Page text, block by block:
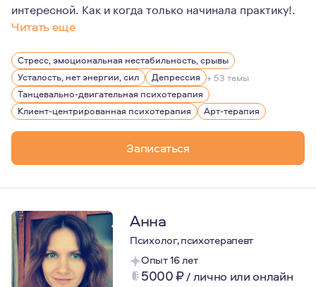
интересной. Как и когда только начинала практику!.
Читать еще
Для меня большой ценностью являются свобода
Стресс, эмоциональная нестабильность, срывы
Усталость, нет энергии, сил
Депрессия + 53 темы
Танцевально-двигательная психотерапия
Клиент-центрированная психотерапия
Арт-терапия
Записаться
Анна
Психолог, психотерапевт
Опыт 16 лет
5000₽/лично или онлайн